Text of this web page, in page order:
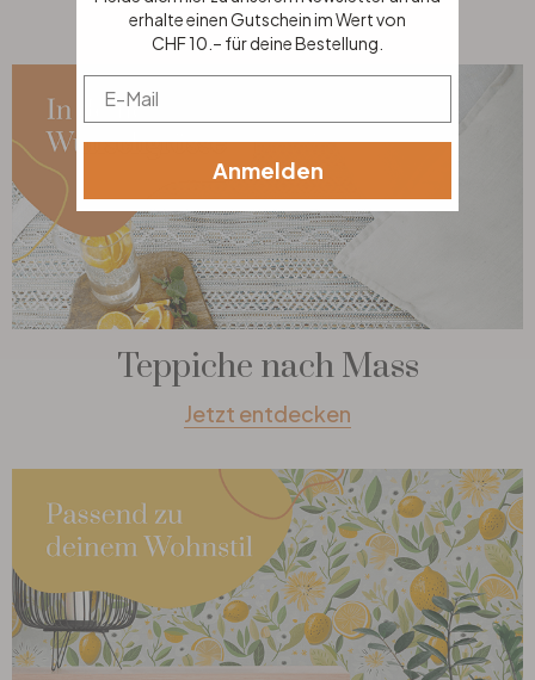
Teppiche nach Mass
Jetzt entdecken
erhalte einen Gutschein im Wert von
CHF 10.– für deine Bestellung.
Email
Anmelden